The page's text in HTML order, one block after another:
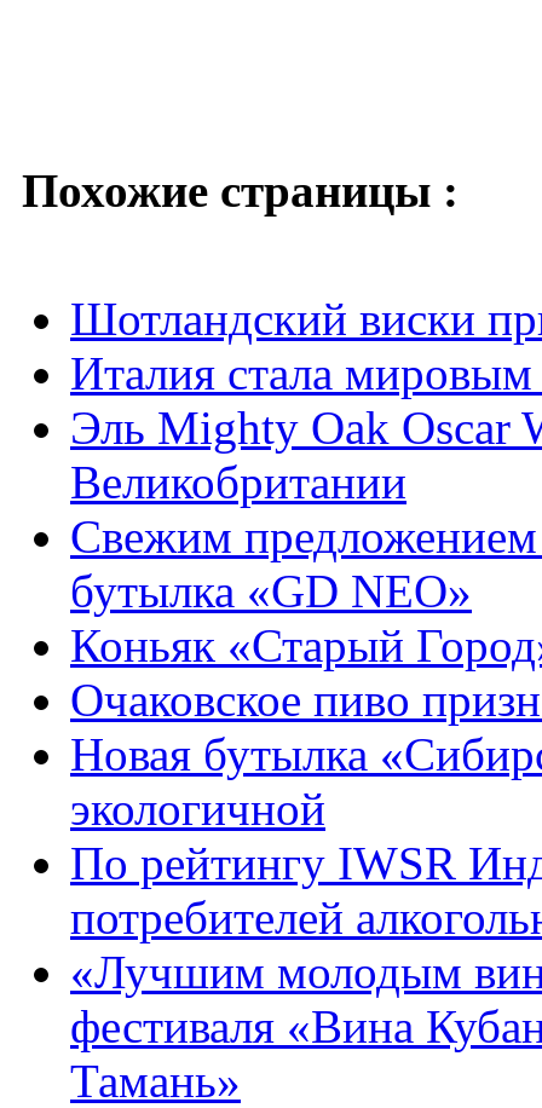
Похожие страницы :
Шотландский виски
Италия стала
Эль Mighty Oak Oscar
Великобритании
Свежим предложением
бутылка «GD NEO»
Коньяк «Старый
Очаковское пиво
Новая бутылка
экологичной
По рейтингу IWSR
потребителей
«Лучшим молодым
фестиваля «Вина
Тамань»